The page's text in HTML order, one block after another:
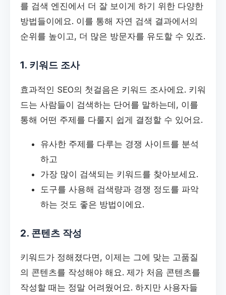
를 검색 엔진에서 더 잘 보이게 하기 위한 다양한
방법들이에요. 이를 통해 자연 검색 결과에서의
순위를 높이고, 더 많은 방문자를 유도할 수 있죠.
1. 키워드 조사
효과적인 SEO의 첫걸음은 키워드 조사에요. 키워
드는 사람들이 검색하는 단어를 말하는데, 이를
통해 어떤 주제를 다룰지 쉽게 결정할 수 있어요.
유사한 주제를 다루는 경쟁 사이트를 분석
하고
가장 많이 검색되는 키워드를 찾아보세요.
도구를 사용해 검색량과 경쟁 정도를 파악
하는 것도 좋은 방법이에요.
2. 콘텐츠 작성
키워드가 정해졌다면, 이제는 그에 맞는 고품질
의 콘텐츠를 작성해야 해요. 제가 처음 콘텐츠를
작성할 때는 정말 어려웠어요. 하지만 사용자들